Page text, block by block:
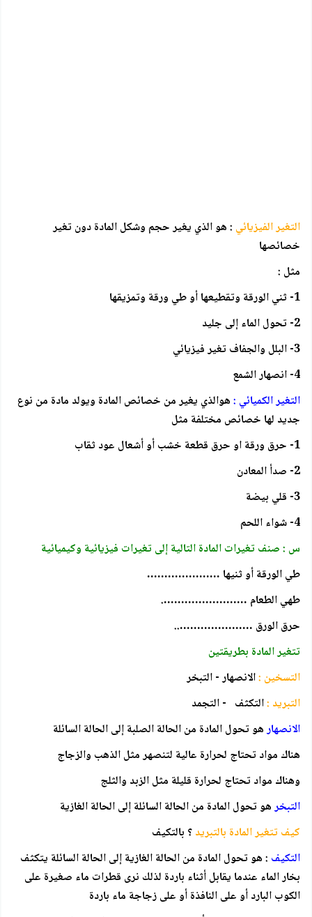
التغير الفيزيائي : هو الذي يغير حجم وشكل المادة دون تغير
خصائصها
مثل :
1- ثني الورقة وتقطيعها أو طي ورقة وتمزيقها
2- تحول الماء إلى جليد
3- البلل والجفاف تغير فيزيائي
4- انصهار الشمع
التغير الكميائي :هوالذي يغير من خصائص المادة ويولد مادة من نوع
جديد لها خصائص مختلفة مثل
1- حرق ورقة او حرق قطعة خشب أو أشعال عود ثقاب
2- صدأ المعادن
3- قلي بيضة
4- شواء اللحم
س : صنف تغيرات المادة التالية إلى تغيرات فيزيائية وكيميائية
طي الورقة أو ثنيها …………………
طهي الطعام …………………….
حرق الورق …………………..
تتغير المادة بطريقتين
التسخين :الانصهار - التبخر
التبريد :التكثف - التجمد
الانصهارهو تحول المادة من الحالة الصلبة إلى الحالة السائلة
هناك مواد تحتاج لحرارة عالية لتنصهر مثل الذهب والزجاج
وهناك مواد تحتاج لحرارة قليلة مثل الزبد والثلج
التبخرهو تحول المادة من الحالة السائلة إلى الحالة الغازية
كيف تتغير المادة بالتبريد؟ بالتكيف
التكيف : هو تحول المادة من الحالة الغازية إلى الحالة السائلة يتكثف
بخار الماء عندما يقابل أثناء باردة لذلك نرى قطرات ماء صغيرة على
الكوب البارد أو على النافذة أو على زجاجة ماء باردة